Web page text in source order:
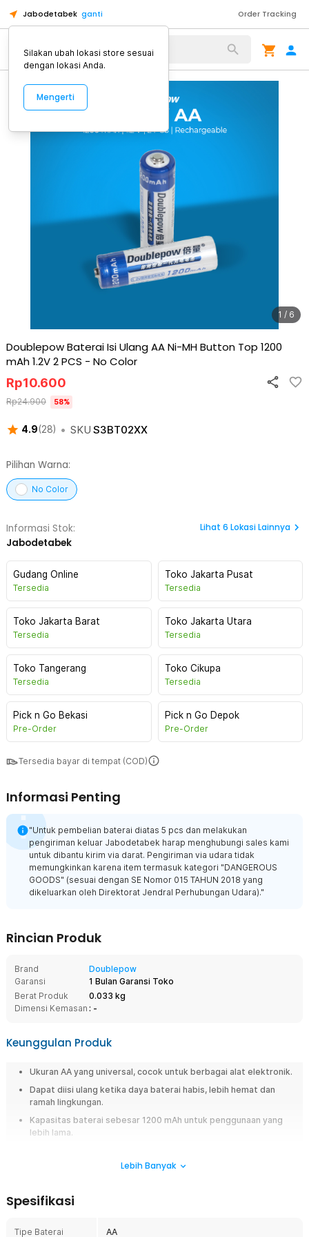
Jabodetabek ganti Order Tracking
Alat Kopi
1 / 6
Doublepow Baterai Isi Ulang AA Ni-MH Button Top 1200
mAh 1.2V 2 PCS - No Color
4.9(28) • SKU S3BT02XX
Rp10.600
Rp24.900 58%
Pilihan Warna:
No Color
Informasi Stok:
Jabodetabek
Lihat 6 Lokasi Lainnya
Gudang Online
Tersedia
Toko Jakarta Pusat
Tersedia
Toko Jakarta Barat
Tersedia
Toko Jakarta Utara
Tersedia
Toko Tangerang
Tersedia
Toko Cikupa
Tersedia
Pick n Go Bekasi
Pre-Order
Pick n Go Depok
Pre-Order
Tersedia bayar di tempat (COD)
Informasi Penting
"Untuk pembelian baterai diatas 5 pcs dan melakukan
pengiriman keluar Jabodetabek harap menghubungi sales kami
untuk dibantu kirim via darat. Pengiriman via udara tidak
memungkinkan karena item termasuk kategori "DANGEROUS
GOODS" (sesuai dengan SE Nomor 015 TAHUN 2018 yang
dikeluarkan oleh Direktorat Jendral Perhubungan Udara)."
Rincian Produk
Brand
Doublepow
Garansi
1 Bulan Garansi Toko
Berat Produk
0.033 kg
Dimensi Kemasan : -
Keunggulan Produk
Ukuran AA yang universal, cocok untuk berbagai alat elektronik.
Dapat diisi ulang ketika daya baterai habis, lebih hemat dan
ramah lingkungan.
Kapasitas baterai sebesar 1200 mAh untuk penggunaan yang
lebih lama.
aman dari korsleting dan arus pendek listrik.
Overview
Sering mengalami baterai remote, mouse, atau mainan cepat habis?
praktis. Dengan baterai AA rechargeable 1200 mAh dari Doublepow,
Lebih Banyak
Spesifikasi
Tipe Baterai AA
Silakan ubah lokasi store sesuai
dengan lokasi Anda.
Mengerti